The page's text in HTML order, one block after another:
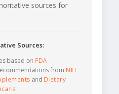
sources for
Sources:
based on FDA
from NIH
and Dietary
.